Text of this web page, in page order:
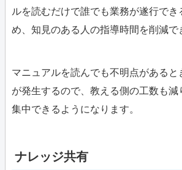
ルを読むだけで誰でも業務が遂行でき
め、知見のある人の指導時間を削減で
マニュアルを読んでも不明点があると
が発生するので、教える側の工数も減
集中できるようになります。
ナレッジ共有